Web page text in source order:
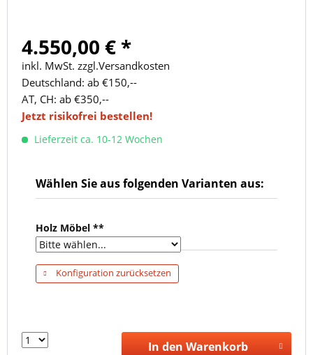
4.550,00 € *
inkl. MwSt. zzgl.Versandkosten
Deutschland: ab €150,--
AT, CH: ab €350,--
Jetzt risikofrei bestellen!
Lieferzeit ca. 10-12 Wochen
Wählen Sie aus folgenden Varianten aus:
Holz Möbel **
Konfiguration zurücksetzen
In den Warenkorb